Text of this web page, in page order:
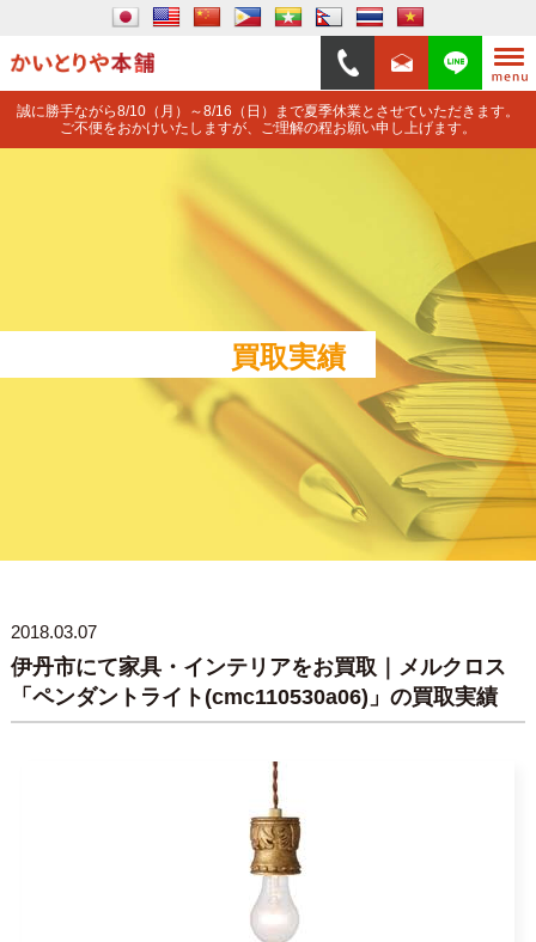
誠に勝手ながら8/10（月）～8/16（日）まで夏季休業とさせていただきます。
ご不便をおかけいたしますが、ご理解の程お願い申し上げます。
買取実績
2018.03.07
伊丹市にて家具・インテリアをお買取｜メルクロス
「ペンダントライト(cmc110530a06)」の買取実績